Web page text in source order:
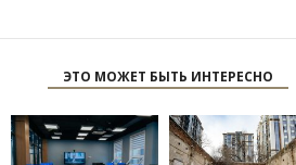
ЭТО МОЖЕТ БЫТЬ ИНТЕРЕСНО